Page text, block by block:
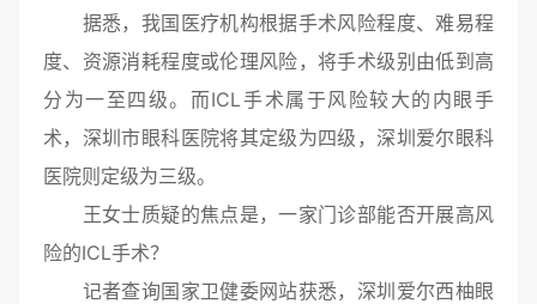
据悉，我国医疗机构根据手术风险程度、难易程
度、资源消耗程度或伦理风险，将手术级别由低到高
分为一至四级。而ICL手术属于风险较大的内眼手
术，深圳市眼科医院将其定级为四级，深圳爱尔眼科
医院则定级为三级。
王女士质疑的焦点是，一家门诊部能否开展高风
险的ICL手术？
记者查询国家卫健委网站获悉，深圳爱尔西柚眼